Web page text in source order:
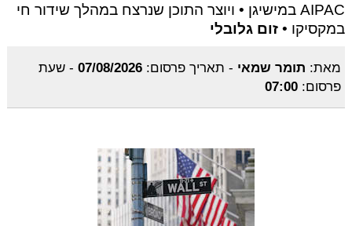
AIPAC במישיגן • ויוצר התוכן שנרצח במהלך שידור חי
במקסיקו • זום גלובלי
מאת: תומר שמאי - תאריך פרסום: 07/08/2026
- שעת
פרסום: 07:00